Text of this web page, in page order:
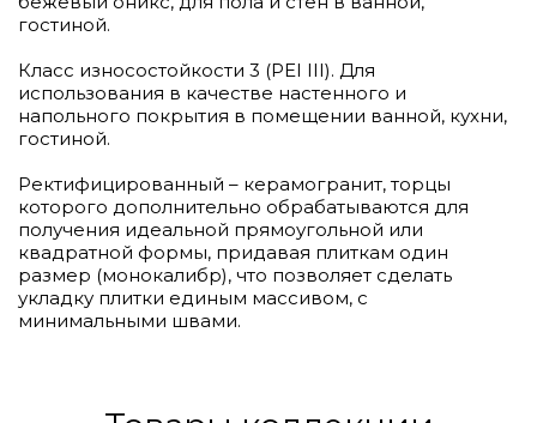
гостиной.
Класс износостойкости 3 (PEI III). Для
использования в качестве настенного и
напольного покрытия в помещении ванной, кухни,
гостиной.
Ректифицированный – керамогранит, торцы
которого дополнительно обрабатываются для
получения идеальной прямоугольной или
квадратной формы, придавая плиткам один
размер (монокалибр), что позволяет сделать
укладку плитки единым массивом, с
минимальными швами.